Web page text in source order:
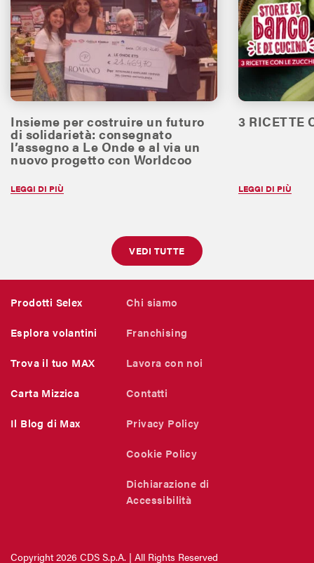
Insieme per costruire un futuro
di solidarietà: consegnato
l’assegno a Le Onde e al via un
nuovo progetto con Worldcoo
LEGGI DI PIÙ
3 RICETTE
LEGGI DI PIÙ
VEDI TUTTE
Prodotti Selex
Esplora volantini
Trova il tuo MAX
Carta Mizzica
Il Blog di Max
Chi siamo
Franchising
Lavora con noi
Contatti
Privacy Policy
Cookie Policy
Dichiarazione di
Accessibilità
Copyright 2026 CDS S.p.A. | All Rights Reserved